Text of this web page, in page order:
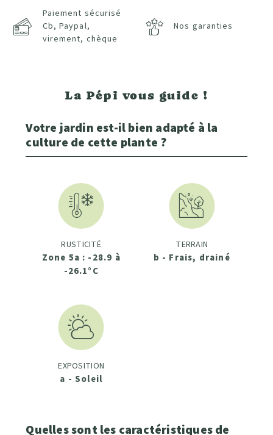
Paiement sécurisé
Cb, Paypal,
virement, chèque
Nos garanties
La Pépi vous guide !
Votre jardin est-il bien adapté à la
culture de cette plante ?
RUSTICITÉ
Zone 5a : -28.9 à
-26.1°C
TERRAIN
b - Frais, drainé
EXPOSITION
a - Soleil
Quelles sont les caractéristiques de